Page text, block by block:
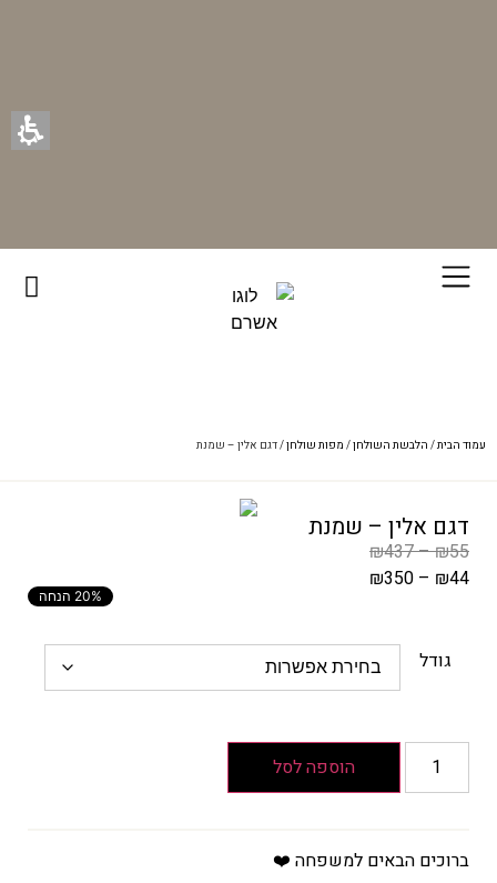
עמוד הבית/ הלבשת השולחן/ מפות שולחן/ דגם אלין – שמנת
דגם אלין – שמנת
₪55
–
₪437
₪44
–
₪350
הוא
₪437
טווח
מחירים:
20% הנחה
גודל
הוספה לסל
ברוכים הבאים למשפחה ❤️